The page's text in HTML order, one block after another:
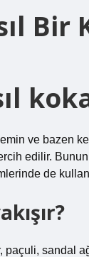
Bir
ve bazen
edilir.
de
sandal